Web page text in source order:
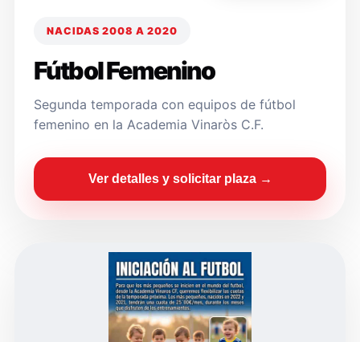
NACIDAS 2008 A 2020
Fútbol Femenino
Segunda temporada con equipos de fútbol
femenino en la Academia Vinaròs C.F.
Ver detalles y solicitar plaza →